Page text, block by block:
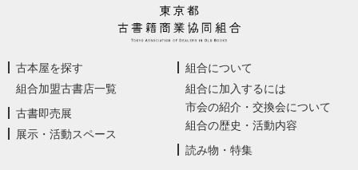
古本屋を探す
組合加盟古書店一覧
古書即売展
展示・活動スペース
組合について
組合に加入するには
市会の紹介・交換会について
組合の歴史・活動内容
読み物・特集